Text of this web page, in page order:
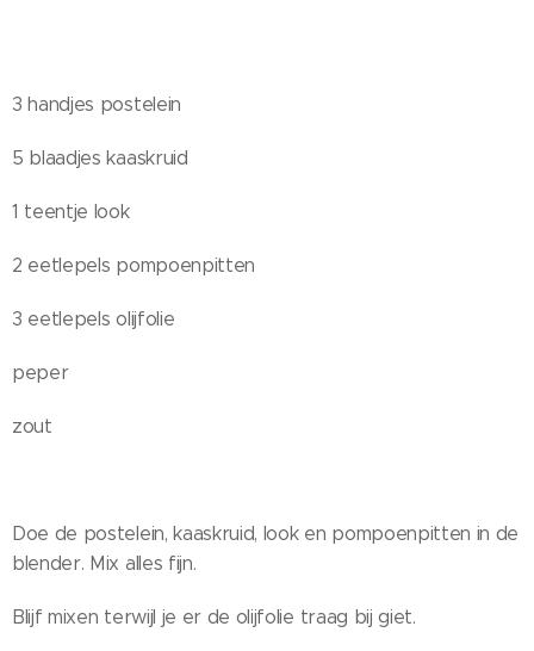
3 handjes postelein
5 blaadjes kaaskruid
1 teentje look
2 eetlepels pompoenpitten
3 eetlepels olijfolie
peper
zout
Doe de postelein, kaaskruid, look en pompoenpitten in de
blender. Mix alles fijn.
Blijf mixen terwijl je er de olijfolie traag bij giet.